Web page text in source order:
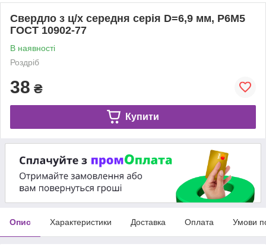
Свердло з ц/х середня серія D=6,9 мм, Р6М5
ГОСТ 10902-77
В наявності
Роздріб
38 ₴
Купити
Опис Характеристики Доставка Оплата Умови